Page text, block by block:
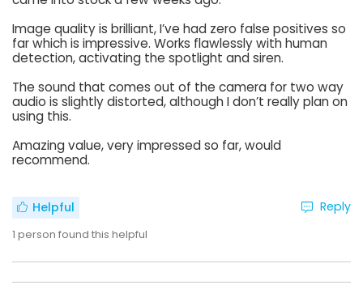
Image quality is brilliant, I’ve had zero false positives so
far which is impressive. Works flawlessly with human
detection, activating the spotlight and siren.
The sound that comes out of the camera for two way
audio is slightly distorted, although I don’t really plan on
using this.
Amazing value, very impressed so far, would
recommend.
Helpful
1 person found this helpful
Reply